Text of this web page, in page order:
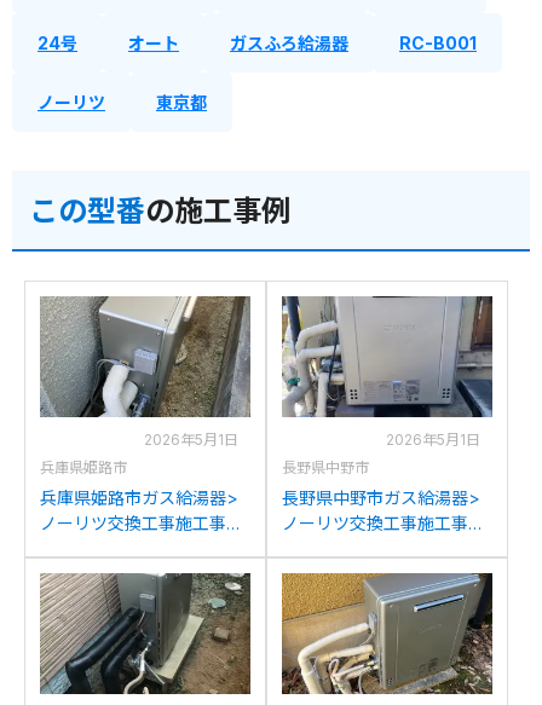
24号 オート ガスふろ給湯器 RC-B001
ノーリツ 東京都
この型番の施工事例
2026年5月1日
兵庫県姫路市
兵庫県姫路市ガス給湯器>
ノーリツ交換工事施工事
C2452SARXからノーリツ
GT-C2472SAR BLへの交換
2026年5月1日
長野県中野市
長野県中野市ガス給湯器>
ノーリツ交換工事施工事
C2432SARXからノーリツ
GT-C2472SAR BLへの交換